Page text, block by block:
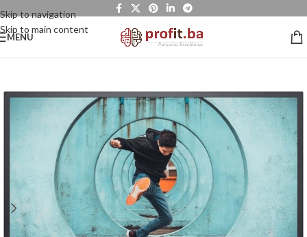
Skip to navigation
Skip to main content
MENU